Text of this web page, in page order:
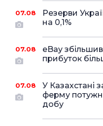
07.08
Резерви
на 0,1%
07.08
eBay
прибуток
07.08
У Казахстані
ферму
добу